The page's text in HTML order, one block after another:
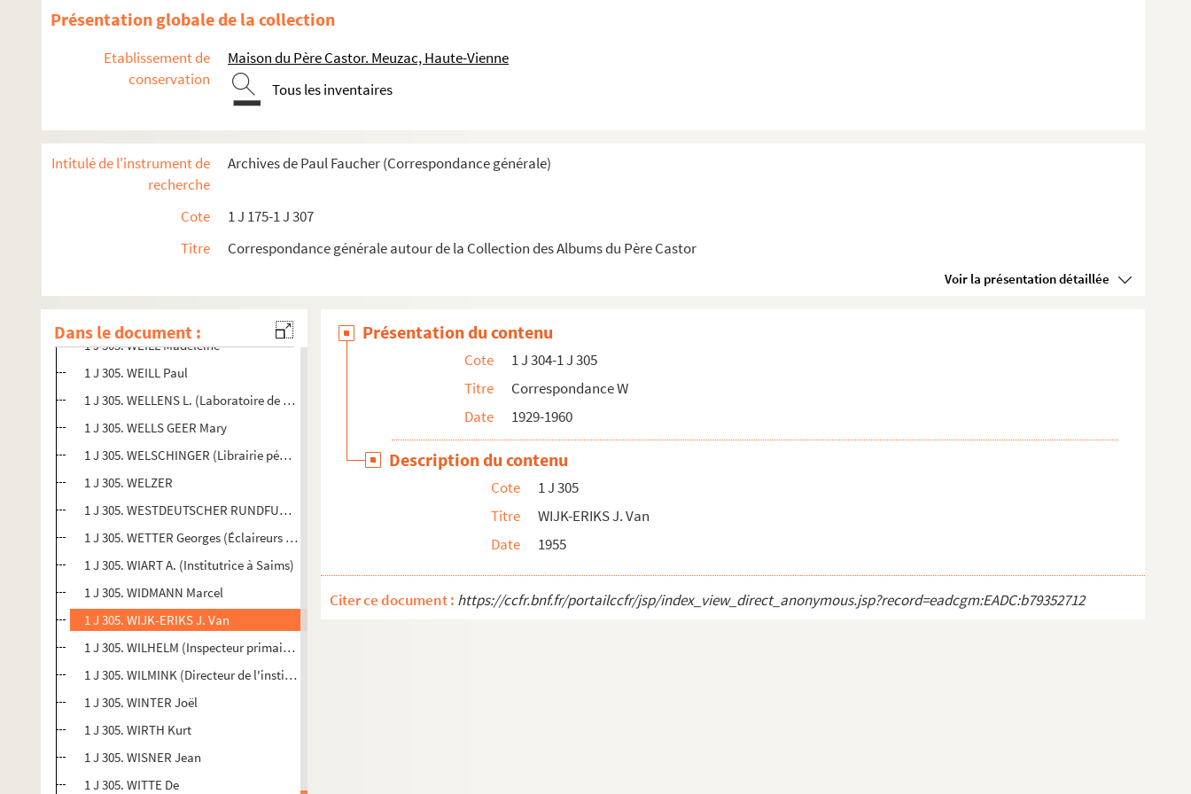
Présentation globale de la collection
Etablissement de
conservation
Maison du Père Castor. Meuzac, Haute-Vienne
Tous les inventaires
Intitulé de l'instrument de
recherche
Archives de Paul Faucher (Correspondance générale)
Cote
1 J 175-1 J 307
Titre
Correspondance générale autour de la Collection des Albums du Père Castor
Voir la présentation détaillée
Dans le document :
1 J 304. WARREN E. (Fox-Film, Paris)
1 J 304. WATERSCHOOT H. F.
1 J 304. WATHEJ Marie L. (Lycée franco-arabe de Damas)
1 J 304. WEBER Blanche (Section de littérature enfantine du Bureau International d’Education, Genève)
1 J 304. WEEBER Adrienne
1 J 305. WEILL Madeleine
1 J 305. WEILL Paul
1 J 305. WELLENS L. (Laboratoire de biométrie à Liège)
1 J 305. WELLS GEER Mary
1 J 305. WELSCHINGER (Librairie pédagogique à Strasbourg)
1 J 305. WELZER
1 J 305. WESTDEUTSCHER RUNDFUNK (Docteur Jaitner, Docteur Marga Begiebing)
1 J 305. WETTER Georges (Éclaireurs de France)
1 J 305. WIART A. (Institutrice à Saims)
1 J 305. WIDMANN Marcel
1 J 305. WIJK-ERIKS J. Van
1 J 305. WILHELM (Inspecteur primaire à Saint-Dié)
1 J 305. WILMINK (Directeur de l'institut pédo-thérapeutique d'Amsterdam)
1 J 305. WINTER Joël
1 J 305. WIRTH Kurt
1 J 305. WISNER Jean
1 J 305. WITTE De
Présentation du contenu
Cote
1 J 304-1 J 305
Titre
Correspondance W
Date
1929-1960
Description du contenu
Cote
1 J 305
Titre
WIJK-ERIKS J. Van
Date
1955
Citer ce document : https://ccfr.bnf.fr/portailccfr/jsp/index_view_direct_anonymous.jsp?record=eadcgm:EADC:b79352712